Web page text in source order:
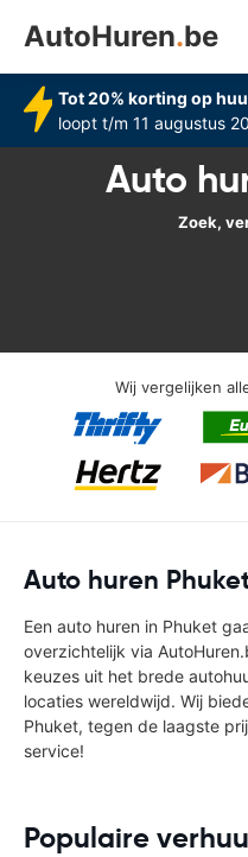
AutoHuren.be
Tot 20% korting op
loopt t/m 11 augustus
Auto
Zoek,
Wij vergelijken
Auto huren
Een auto huren in Phuket
overzichtelijk via
keuzes uit het brede
locaties wereldwijd. Wij
Phuket, tegen de laagste
service!
Populaire